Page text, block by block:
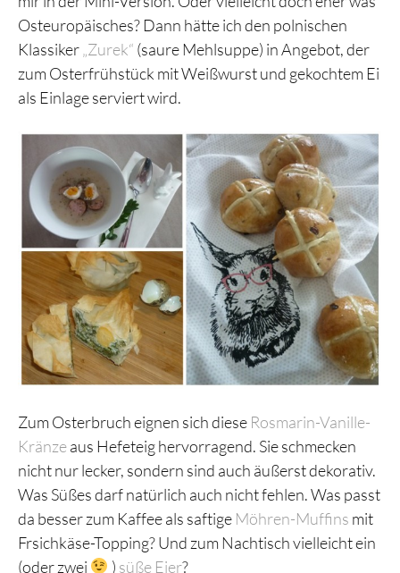
Osteuropäisches? Dann hätte ich den polnischen
Klassiker„Zurek“ (saure Mehlsuppe) in Angebot, der
zum Osterfrühstück mit Weißwurst und gekochtem Ei
als Einlage serviert wird.
Zum Osterbruch eignen sich diese Rosmarin-Vanille-
Kränzeaus Hefeteig hervorragend. Sie schmecken
nicht nur lecker, sondern sind auch äußerst dekorativ.
Was Süßes darf natürlich auch nicht fehlen. Was passt
da besser zum Kaffee als saftige Möhren-Muffins mit
Frsichkäse-Topping? Und zum Nachtisch vielleicht ein
(oder zwei
) süße Eier?